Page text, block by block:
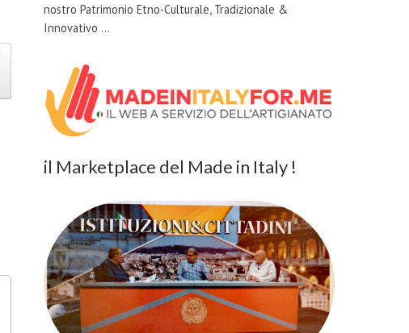
nostro Patrimonio Etno-Culturale, Tradizionale &
Innovativo …
il Marketplace del Made in Italy !